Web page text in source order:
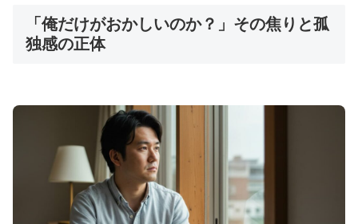
ステンドラと同成分で即効性と持続性のバランスを
追求。初心者から上級者まで幅広く支持される信頼
アバナイトで詳細データ確認
「俺だけがおかしいのか？」その焦りと孤
独感の正体